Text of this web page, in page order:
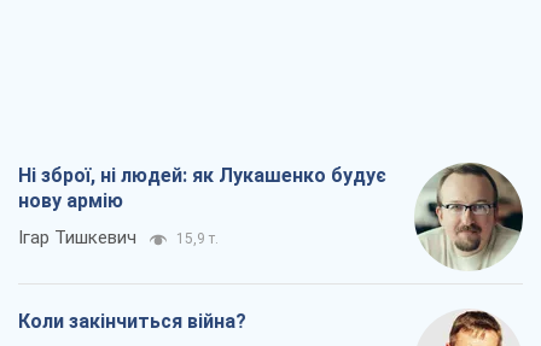
Ні зброї, ні людей: як Лукашенко будує
нову армію
Ігар Тишкевич 15,9 т.
Коли закінчиться війна?